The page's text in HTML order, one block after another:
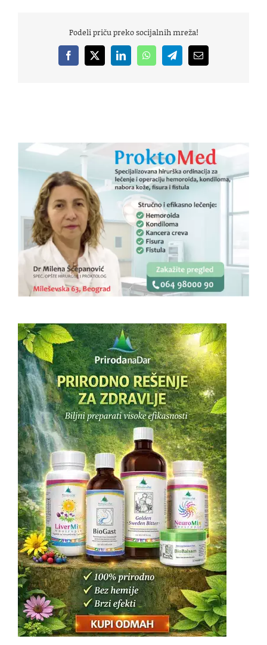
Podeli priču preko socijalnih mreža!
Facebook
X LinkedInWhatsAppTelegramEmail